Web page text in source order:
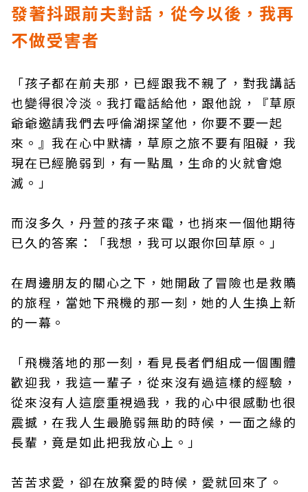
發著抖跟前夫對話，從今以後，我再
不做受害者
「孩子都在前夫那，已經跟我不親了，對我講話
也變得很冷淡。我打電話給他，跟他說，『草原
爺爺邀請我們去呼倫湖探望他，你要不要一起
來。』我在心中默禱，草原之旅不要有阻礙，我
現在已經脆弱到，有一點風，生命的火就會熄
滅。」
而沒多久，丹萱的孩子來電，也捎來一個他期待
已久的答案：「我想，我可以跟你回草原。」
在周邊朋友的關心之下，她開啟了冒險也是救贖
的旅程，當她下飛機的那一刻，她的人生換上新
的一幕。
「飛機落地的那一刻，看見長者們組成一個團體
歡迎我，我這一輩子，從來沒有過這樣的經驗，
從來沒有人這麼重視過我，我的心中很感動也很
震撼，在我人生最脆弱無助的時候，一面之緣的
長輩，竟是如此把我放心上。」
苦苦求愛，卻在放棄愛的時候，愛就回來了。